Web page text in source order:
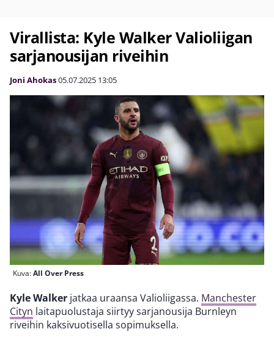
Virallista: Kyle Walker Valioliigan
sarjanousijan riveihin
Joni Ahokas05.07.2025 13:05
Kuva:All Over Press
Kyle Walker jatkaa uraansa Valioliigassa. Manchester
Cityn laitapuolustaja siirtyy sarjanousija Burnleyn
riveihin kaksivuotisella sopimuksella.